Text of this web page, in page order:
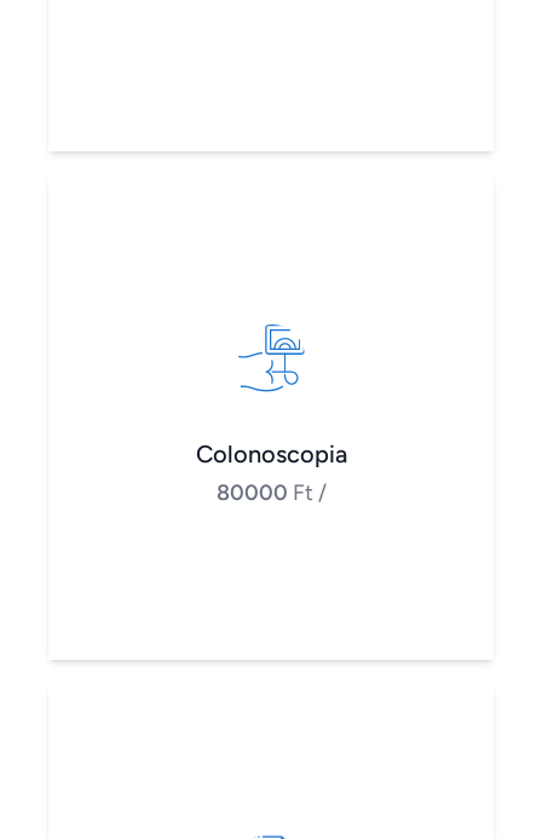
Colonoscopia
80000 Ft /